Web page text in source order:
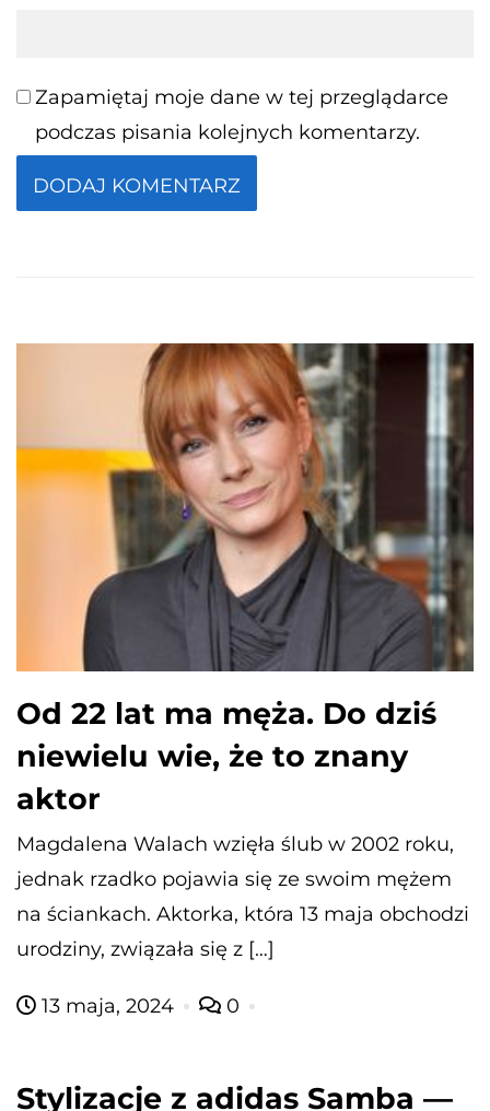
Zapamiętaj moje dane w tej przeglądarce
podczas pisania kolejnych komentarzy.
Od 22 lat ma męża. Do dziś
niewielu wie, że to znany
aktor
Magdalena Walach wzięła ślub w 2002 roku,
jednak rzadko pojawia się ze swoim mężem
na ściankach. Aktorka, która 13 maja obchodzi
urodziny, związała się z […]
13 maja, 2024 0
Stylizacje z adidas Samba —